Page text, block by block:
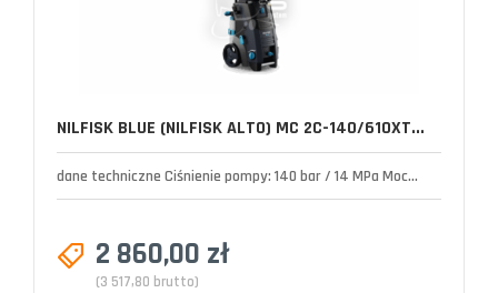
NILFISK BLUE (NILFISK ALTO) MC 2C-140/610XT...
dane techniczne Ciśnienie pompy: 140 bar / 14 MPa Moc...
2 860,00 zł
(3 517,80 brutto)